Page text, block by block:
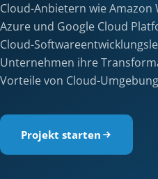
Cloud-Anbietern wie Amazon
Azure und Google Cloud
Cloud-
Unternehmen ihre
Vorteile von Cloud-
Projekt starten